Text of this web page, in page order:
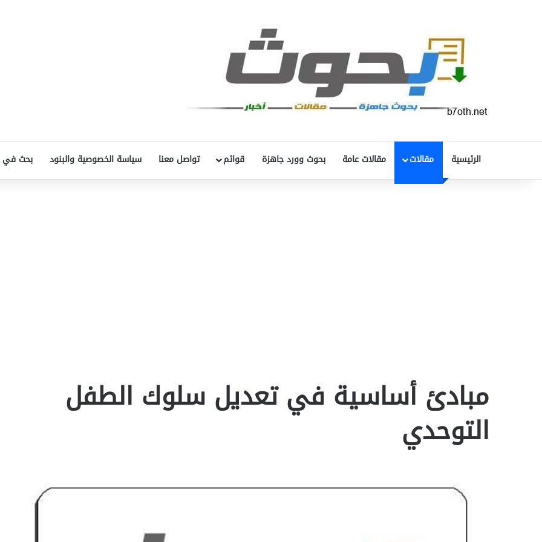
الرئيسية مقالات مقالات عامة بحوث وورد جاهزة قوائم تواصل معنا سياسة الخصوصية والبنود بحث في
مبادئ أساسية في تعديل سلوك الطفل
التوحدي